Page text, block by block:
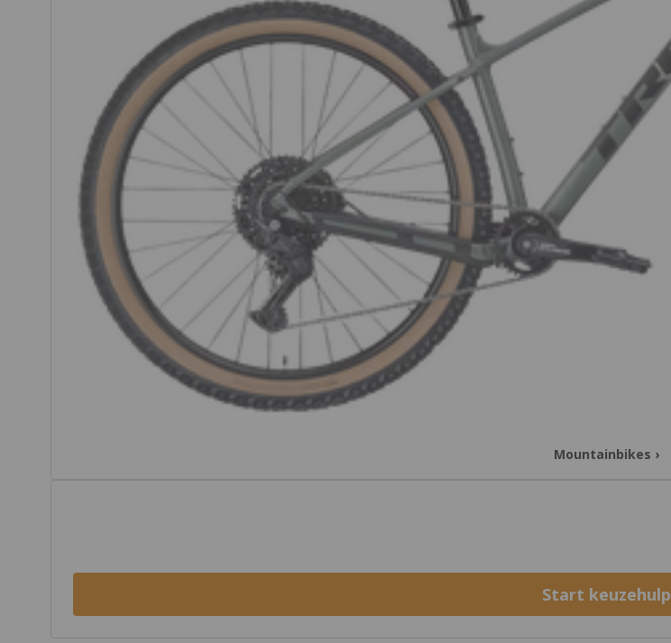
Mountainbikes ›
Start keuzehulp